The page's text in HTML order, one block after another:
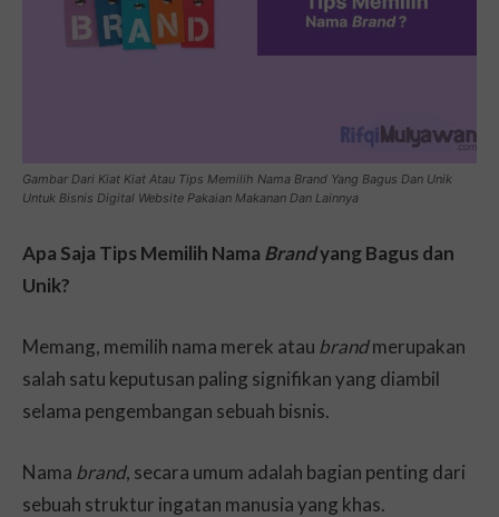
Gambar Dari Kiat Kiat Atau Tips Memilih Nama Brand Yang Bagus Dan Unik
Untuk Bisnis Digital Website Pakaian Makanan Dan Lainnya
Apa Saja Tips Memilih Nama Brandyang Bagus dan
Unik?
Memang, memilih nama merek atau brandmerupakan
salah satu keputusan paling signifikan yang diambil
selama pengembangan sebuah bisnis.
Nama brand, secara umum adalah bagian penting dari
sebuah struktur ingatan manusia yang khas.